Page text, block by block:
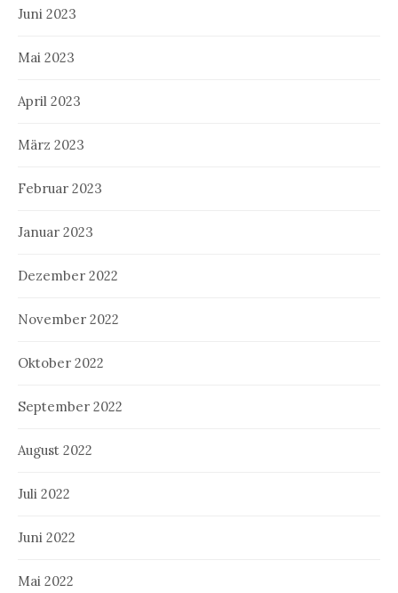
Juni 2023
Mai 2023
April 2023
März 2023
Februar 2023
Januar 2023
Dezember 2022
November 2022
Oktober 2022
September 2022
August 2022
Juli 2022
Juni 2022
Mai 2022